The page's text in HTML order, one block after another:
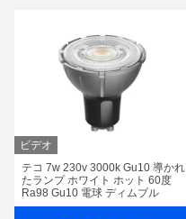
ビデオ
テコ 7w 230v 3000k Gu10 導かれ
たランプ ホワイト ホット 60度
Ra98 Gu10 電球 ディムブル